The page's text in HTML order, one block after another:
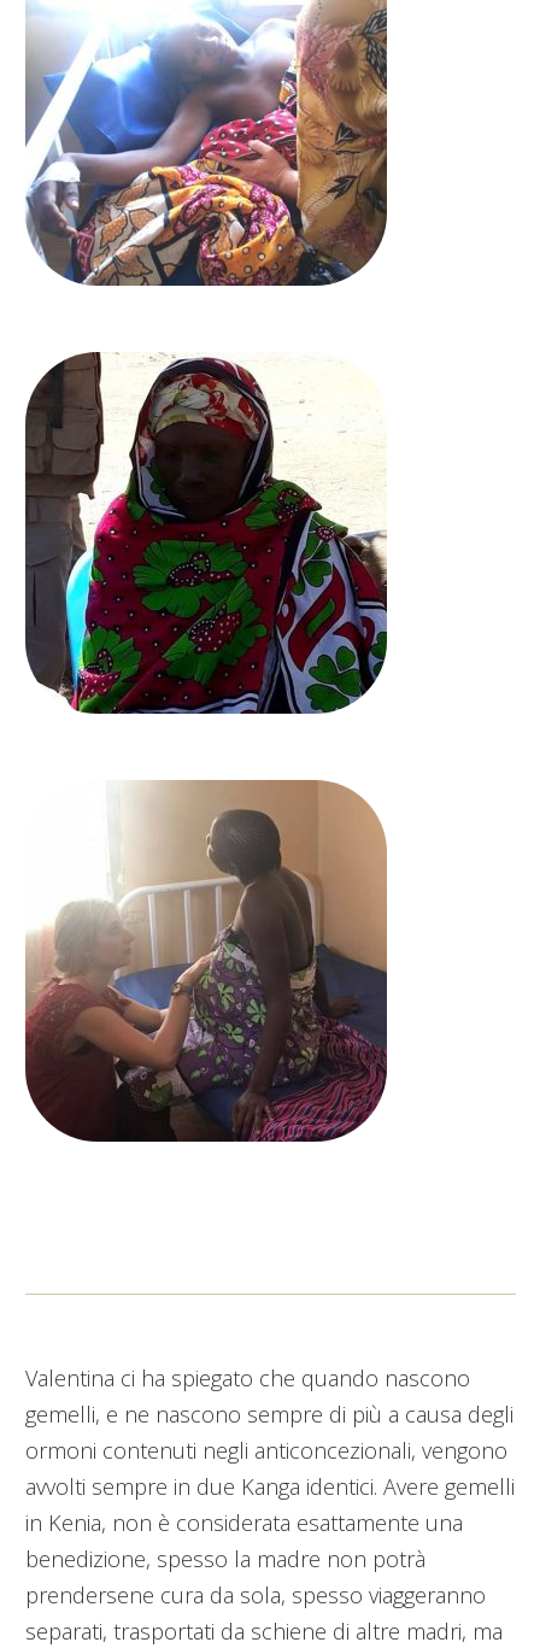
Valentina ci ha spiegato che quando nascono
gemelli, e ne nascono sempre di più a causa degli
ormoni contenuti negli anticoncezionali, vengono
avvolti sempre in due Kanga identici. Avere gemelli
in Kenia, non è considerata esattamente una
benedizione, spesso la madre non potrà
prendersene cura da sola, spesso viaggeranno
separati, trasportati da schiene di altre madri, ma